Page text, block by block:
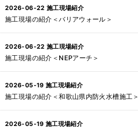
2026-06-22 施工現場紹介
施工現場の紹介＜バリアウォール＞
2026-06-22 施工現場紹介
施工現場の紹介＜NEPアーチ＞
2026-05-19 施工現場紹介
施工現場の紹介＜和歌山県内防火水槽施工＞
2026-05-19 施工現場紹介